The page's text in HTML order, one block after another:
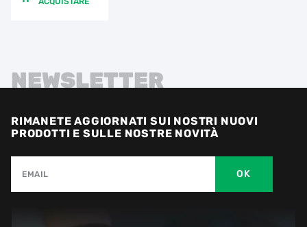
NEWSLETTER
RIMANETE AGGIORNATI SUI NOSTRI NUOVI
PRODOTTI E SULLE NOSTRE NOVITÀ
EMAIL OK